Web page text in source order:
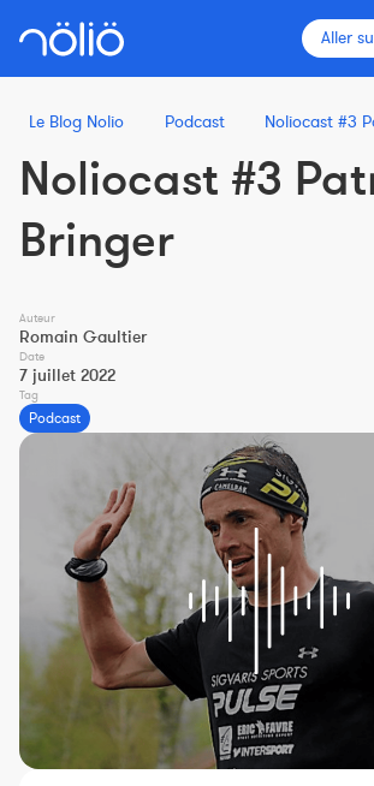
Aller
La plateforme pour tous
Entraîneurs
Clubs
Sportifs
Plus d'informations
Fonctionnalités
Constructeur de séances
Sportif Premium
L'équipe Nolio
FAQ
Le Blog Nolio Podcast Noliocast #3
Noliocast #3
Bringer
Auteur
Romain Gaultier
Date
7 juillet 2022
Tag
Podcast